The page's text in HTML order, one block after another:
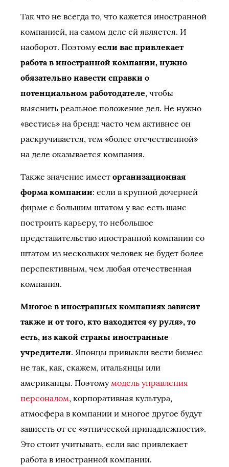
Так что не всегда то, что кажется иностранной
компанией, на самом деле ей является. И
наоборот. Поэтомуесли вас привлекает
работа в иностранной компании, нужно
обязательно навести справки о
потенциальном работодателе, чтобы
выяснить реальное положение дел. Не нужно
«вестись» на бренд: часто чем активнее он
раскручивается, тем «более отечественной»
на деле оказывается компания.
Также значение имеет организационная
форма компании: если в крупной дочерней
фирме с большим штатом у вас есть шанс
построить карьеру, то небольшое
представительство иностранной компании со
штатом из нескольких человек не будет более
перспективным, чем любая отечественная
компания.
Многое в иностранных компаниях зависит
также и от того, кто находится «у руля», то
есть, из какой страны иностранные
учредители. Японцы привыкли вести бизнес
не так, как, скажем, итальянцы или
американцы. Поэтомумодель управления
персоналом, корпоративная культура,
атмосфера в компании и многое другое будут
зависеть от ее «этнической принадлежности».
Это стоит учитывать, если вас привлекает
работа в иностранной компании.